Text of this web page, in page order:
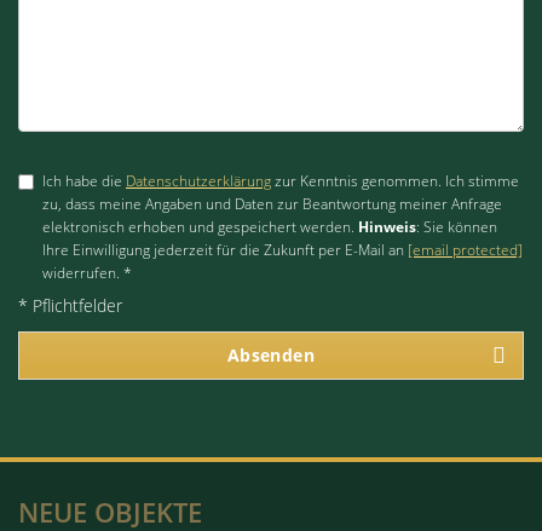
Ich habe die Datenschutzerklärungzur Kenntnis genommen. Ich stimme
zu, dass meine Angaben und Daten zur Beantwortung meiner Anfrage
elektronisch erhoben und gespeichert werden. Hinweis: Sie können
Ihre Einwilligung jederzeit für die Zukunft per E-Mail an [email protected]
widerrufen. *
* Pflichtfelder
Absenden
NEUE OBJEKTE